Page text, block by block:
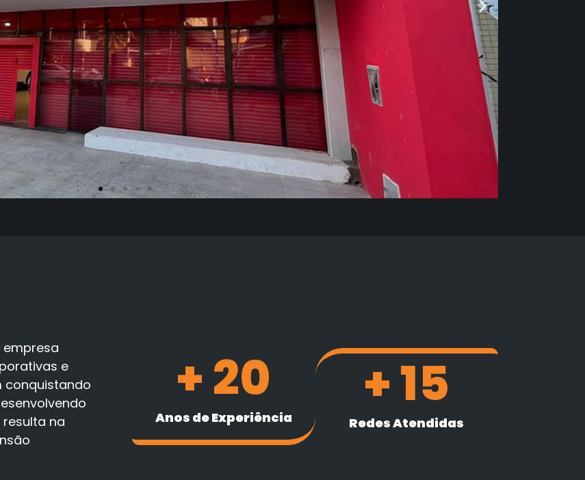
empresa
e
conquistando
na
+ 20
Anos de Experiência
+ 15
Redes Atendidas